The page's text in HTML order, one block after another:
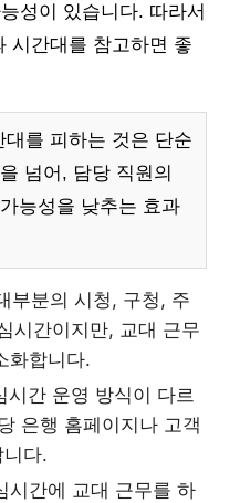
성이 있습니다. 따라서
시간대를 참고하면 좋
대를 피하는 것은 단순
넘어, 담당 직원의
능성을 낮추는 효과
부분의 시청, 구청, 주
시간이지만, 교대 근무
화합니다.
시간 운영 방식이 다르
은행 홈페이지나 고객
다.
시간에 교대 근무를 하